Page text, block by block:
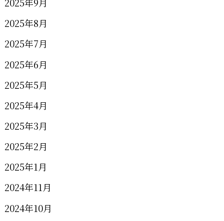
2025年8月
2025年7月
2025年6月
2025年5月
2025年4月
2025年3月
2025年2月
2025年1月
2024年11月
2024年10月